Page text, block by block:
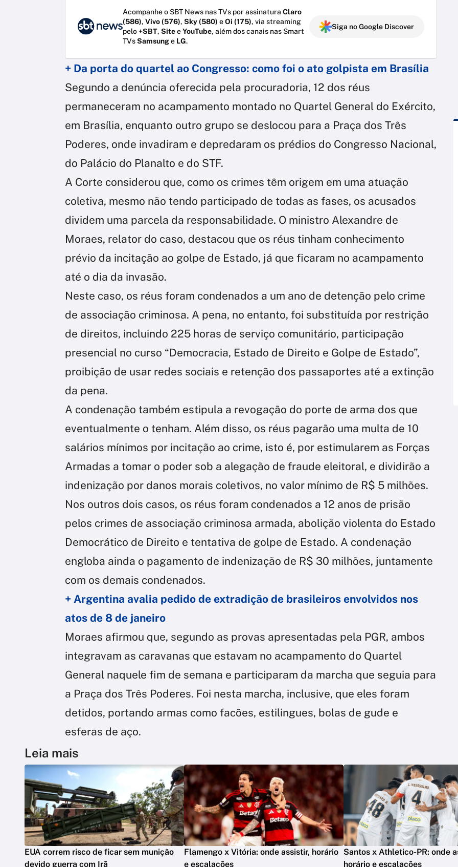
Acompanhe o SBT News nas TVs por assinatura Claro
(586), Vivo (576), Sky (580) eOi (175), via streaming
pelo+SBT, SiteeYouTube, além dos canais nas Smart
TVsSamsunge LG.
Siga no Google Discover
+ Da porta do quartel ao Congresso: como foi o ato golpista em Brasília
Segundo a denúncia oferecida pela procuradoria, 12 dos réus
permaneceram no acampamento montado no Quartel General do Exército,
em Brasília, enquanto outro grupo se deslocou para a Praça dos Três
Poderes, onde invadiram e depredaram os prédios do Congresso Nacional,
do Palácio do Planalto e do STF.
A Corte considerou que, como os crimes têm origem em uma atuação
coletiva, mesmo não tendo participado de todas as fases, os acusados
dividem uma parcela da responsabilidade. O ministro Alexandre de
Moraes, relator do caso, destacou que os réus tinham conhecimento
prévio da incitação ao golpe de Estado, já que ficaram no acampamento
até o dia da invasão.
Neste caso, os réus foram condenados a um ano de detenção pelo crime
de associação criminosa. A pena, no entanto, foi substituída por restrição
de direitos, incluindo 225 horas de serviço comunitário, participação
presencial no curso “Democracia, Estado de Direito e Golpe de Estado”,
proibição de usar redes sociais e retenção dos passaportes até a extinção
da pena.
A condenação também estipula a revogação do porte de arma dos que
eventualmente o tenham. Além disso, os réus pagarão uma multa de 10
salários mínimos por incitação ao crime, isto é, por estimularem as Forças
Armadas a tomar o poder sob a alegação de fraude eleitoral, e dividirão a
indenização por danos morais coletivos, no valor mínimo de R$ 5 milhões.
Nos outros dois casos, os réus foram condenados a 12 anos de prisão
pelos crimes de associação criminosa armada, abolição violenta do Estado
Democrático de Direito e tentativa de golpe de Estado. A condenação
engloba ainda o pagamento de indenização de R$ 30 milhões, juntamente
com os demais condenados.
+ Argentina avalia pedido de extradição de brasileiros envolvidos nos
atos de 8 de janeiro
Moraes afirmou que, segundo as provas apresentadas pela PGR, ambos
integravam as caravanas que estavam no acampamento do Quartel
General naquele fim de semana e participaram da marcha que seguia para
a Praça dos Três Poderes. Foi nesta marcha, inclusive, que eles foram
detidos, portando armas como facões, estilingues, bolas de gude e
esferas de aço.
Leia mais
EUA correm risco de ficar sem munição
devido guerra com Irã
Flamengo x Vitória: onde assistir, horário
e escalações
Santos x Athletico-PR: onde
horário e escalações